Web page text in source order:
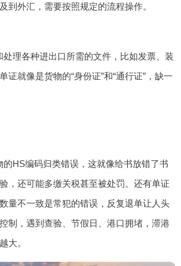
到外汇，需要按照规定的流程操作。
处理各种进出口所需的文件，比如发票、装
证就像是货物的“身份证”和“通行证”，缺一
的HS编码归类错误，这就像给书放错了书
，还可能多缴关税甚至被处罚。还有单证
量不一致是常犯的错误，反复退单让人头
制，遇到查验、节假日、港口拥堵，滞港
大。